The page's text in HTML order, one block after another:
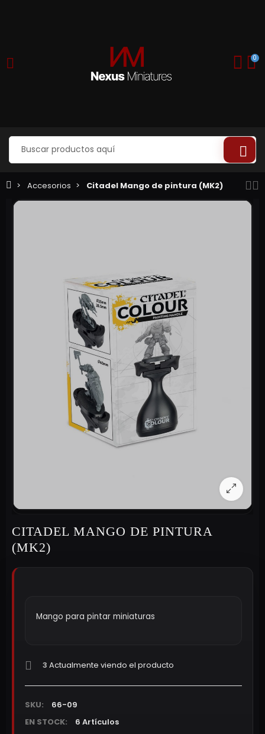
0
Accesorios Citadel Mango de pintura (MK2)
CITADEL MANGO DE PINTURA
(MK2)
Mango para pintar miniaturas
3 Actualmente viendo el producto
SKU:
66-09
EN STOCK:
6 Artículos